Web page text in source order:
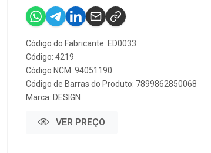
Código do Fabricante: ED0033
Código: 4219
Código NCM: 94051190
Código de Barras do Produto: 7899862850068
Marca: DESIGN
VER PREÇO